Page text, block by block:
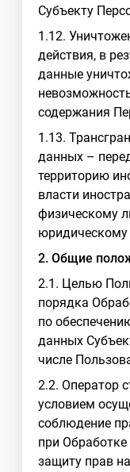
Субъекту
1.12.
действия, в
данные
содержания
1.13.
данных –
территорию
власти
физическому
юридическому
2. Общие
2.1. Целью
порядка
по
данных
числе
2.2. Оператор
условием
соблюдение
при
защиту прав